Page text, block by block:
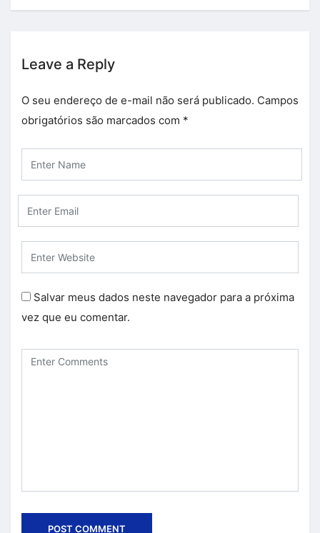
Leave a Reply
O seu endereço de e-mail não será publicado. Campos
obrigatórios são marcados com *
Salvar meus dados neste navegador para a próxima
vez que eu comentar.